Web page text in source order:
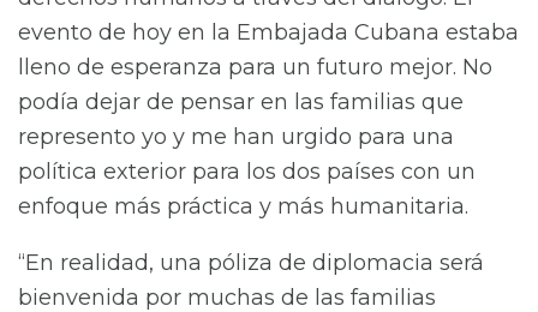
evento de hoy en la Embajada Cubana estaba
lleno de esperanza para un futuro mejor. No
podía dejar de pensar en las familias que
represento yo y me han urgido para una
política exterior para los dos países con un
enfoque más práctica y más humanitaria.
“En realidad, una póliza de diplomacia será
bienvenida por muchas de las familias